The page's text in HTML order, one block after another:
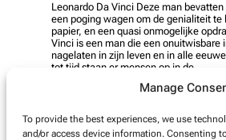
Manage
To provide the best experiences, we use
and/or access device information. Consenting
Leonardo Da Vinci Deze man
een poging wagen om de genialiteit te
papier, en een quasi onmogelijke
Vinci is een man die een onuitwisbare
nagelaten in zijn leven en in alle
tot tijd staan er mensen op in de…